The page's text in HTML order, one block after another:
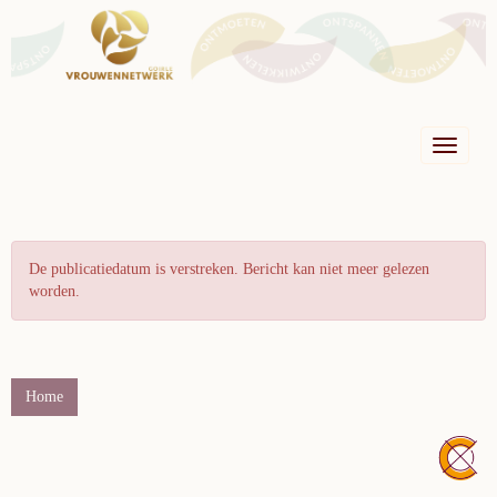
Toggle
De publicatiedatum is verstreken. Bericht kan niet meer gelezen
worden.
Home